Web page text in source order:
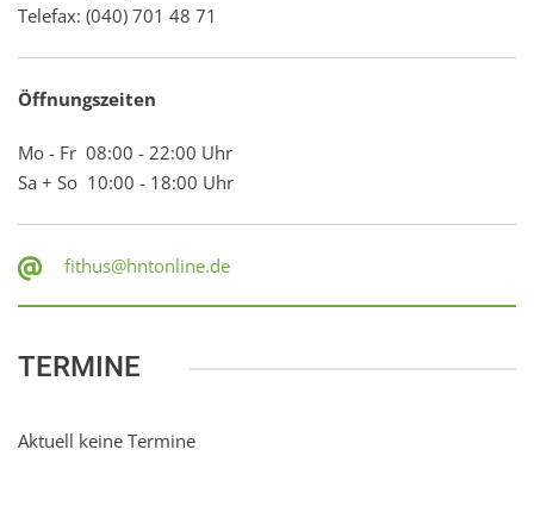
Telefax: (040) 701 48 71
Öffnungszeiten
Mo - Fr 08:00 - 22:00 Uhr
Sa + So 10:00 - 18:00 Uhr
fithus@hntonline.de
TERMINE
Aktuell keine Termine